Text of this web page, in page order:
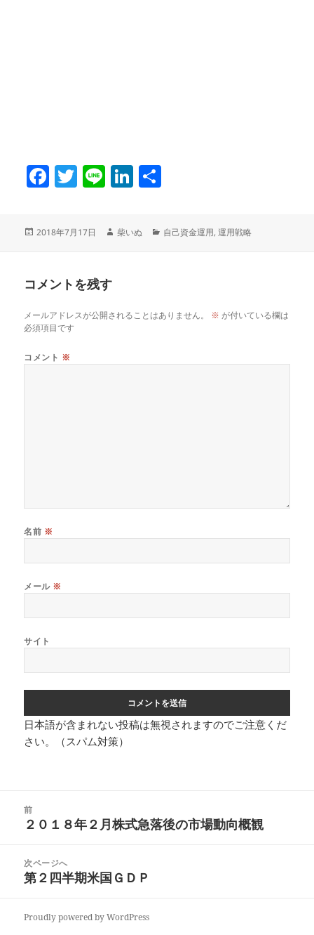
F
c
e
o
o
k
T
itt
er
Li
e
Li
k
e
投
2018年7月17日
作
柴いぬ
カ
自己資金運用,運用戦略
コメントを残す
メールアドレスが公開されることはありません。 ※ が付いている欄は
必須項目です
コメント ※
名前 ※
メール ※
サイト
日本語が含まれない投稿は無視されますのでご注意くだ
さい。（スパム対策）
前
前
投
稿:
２０１８年２月株式急落後の市場動向概観
次ページへ
次
投
第２四半期米国ＧＤＰ
Proudly powered by WordPress